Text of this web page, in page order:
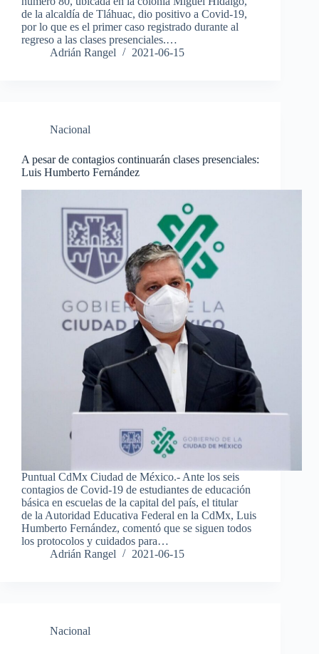
de la alcaldía de Tláhuac, dio positivo a Covid-19,
por lo que es el primer caso registrado durante al
regreso a las clases presenciales.…
Adrián Rangel
2021-06-15
Nacional
A pesar de contagios continuarán clases presenciales:
Luis Humberto Fernández
Puntual CdMx Ciudad de México.- Ante los seis
contagios de Covid-19 de estudiantes de educación
básica en escuelas de la capital del país, el titular
de la Autoridad Educativa Federal en la CdMx, Luis
Humberto Fernández, comentó que se siguen todos
los protocolos y cuidados para…
Adrián Rangel
2021-06-15
Nacional